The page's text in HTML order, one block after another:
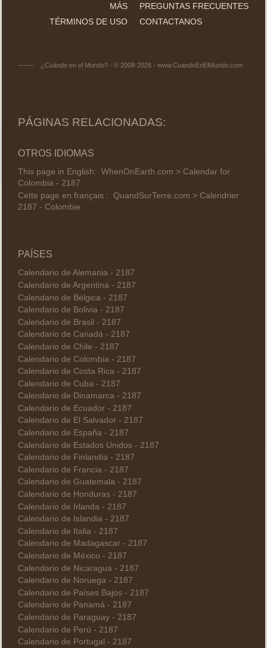
MÁS
PREGUNTAS FRECUENTES
TÉRMINOS DE USO
CONTACTANOS
¿Cuándo en el Mundo? - © 2008-2026 - www.CuandoEnElMundo.com
PÁGINAS RELACIONADAS:
OTROS IDIOMAS
This page in English: WhenOnEarth.com > Calendar for
Colombia - 2187
Cette page en français : QuandSurTerre.com > Calendrier
2187 - Colombie
PAÍSES
Calendario de Alemania - 2187
Calendario de Argentina - 2187
Calendario de Bélgica - 2187
Calendario de Bolivia - 2187
Calendario de Brasil - 2187
Calendario de Canadá - 2187
Calendario de Chile - 2187
Calendario de Colombia - 2187
Calendario de Costa Rica - 2187
Calendario de Cuba - 2187
Calendario de Dinamarca - 2187
Calendario de Ecuador - 2187
Calendario de El Salvador - 2187
Calendario de España - 2187
Calendario de Estados Unidos - 2187
Calendario de Finlandia - 2187
Calendario de Francia - 2187
Calendario de Guatemala - 2187
Calendario de Honduras - 2187
Calendario de Irlanda - 2187
Calendario de Islandia - 2187
Calendario de Italia - 2187
Calendario de Madagascar - 2187
Calendario de México - 2187
Calendario de Nicaragua - 2187
Calendario de Noruega - 2187
Calendario de Países Bajos - 2187
Calendario de Panamá - 2187
Calendario de Paraguay - 2187
Calendario de Perú - 2187
Calendario de Portugal - 2187